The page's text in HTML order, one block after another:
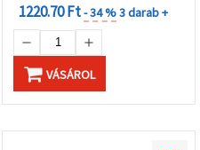
1220.70 Ft- 34 %3 darab +
VÁSÁROL